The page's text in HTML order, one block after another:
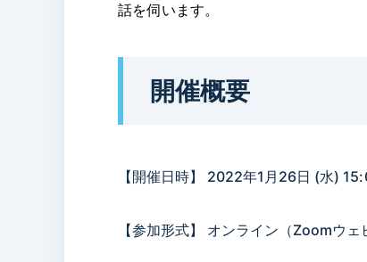
話を伺います。
開催概要
【開催日時】 2022年1月26日 (水)
【参加形式】 オンライン（Zoomウェ